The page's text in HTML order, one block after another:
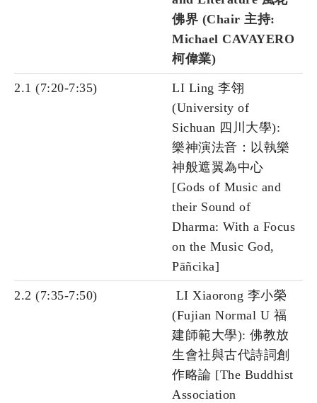
佛界 (Chair 主持:
Michael CAVAYERO
柯偉業)
2.1 (7:20-7:35)
LI Ling 李翎
(University of
Sichuan 四川大學):
樂神演法音：以執樂
神般遮翼為中心
[Gods of Music and
their Sound of
Dharma: With a Focus
on the Music God,
Pāñcika]
2.2 (7:35-7:50)
LI Xiaorong 李小榮
(Fujian Normal U 福
建師範大學): 佛教放
生會社與古代詩詞創
作略論 [The Buddhist
Association